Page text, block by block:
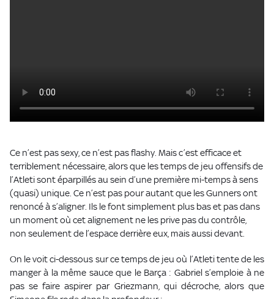
Ce n’est pas sexy, ce n’est pas flashy. Mais c’est efficace et
terriblement nécessaire, alors que les temps de jeu offensifs de
l’Atleti sont éparpillés au sein d’une première mi-temps à sens
(quasi) unique. Ce n’est pas pour autant que les Gunners ont
renoncé à s’aligner. Ils le font simplement plus bas et pas dans
un moment où cet alignement ne les prive pas du contrôle,
non seulement de l’espace derrière eux, mais aussi devant.
On le voit ci-dessous sur ce temps de jeu où l’Atleti tente de les
manger à la même sauce que le Barça : Gabriel s’emploie à ne
pas se faire aspirer par Griezmann, qui décroche, alors que